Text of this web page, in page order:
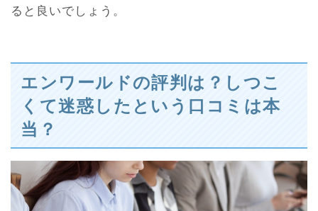
ると良いでしょう。
エンワールドの評判は？しつこ
くて迷惑したという口コミは本
当？